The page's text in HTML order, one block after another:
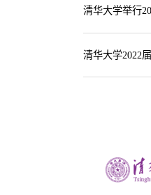
清华大学举行
清华大学2022